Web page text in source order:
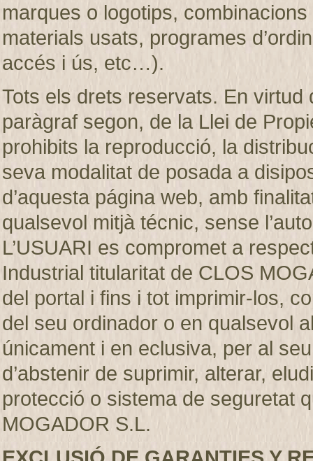
marques o logotips,
materials usats, programes
accés i ús, etc…).
Tots els drets reservats. En virtud
paràgraf segon, de la Llei de
prohibits la reproducció, la
seva modalitat de posada a
d’aquesta página web, amb
qualsevol mitjà técnic, sense
L’USUARI es compromet a
Industrial titularitat de CLOS
del portal i fins i tot imprimir-los,
del seu ordinador o en qualsevol
únicament i en eclusiva, per al
d’abstenir de suprimir, alterar,
protecció o sistema de seguretat
MOGADOR S.L.